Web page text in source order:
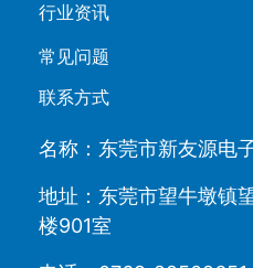
行业资讯
常见问题
联系方式
名称：东莞市新友源电
地址：东莞市望牛墩镇
楼901室